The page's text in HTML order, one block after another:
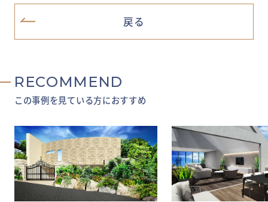
戻る
RECOMMEND
この事例を見ている方におすすめ